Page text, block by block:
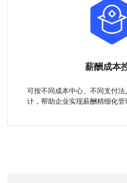
薪酬成本
可按不同成本中心、不同支付
计，帮助企业实现薪酬精细化管